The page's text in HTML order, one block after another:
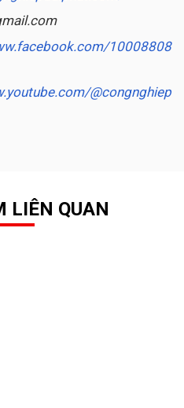
10008808
@congnghiep
LIÊN QUAN